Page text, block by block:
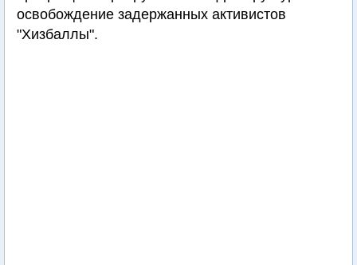
освобождение задержанных активистов
"Хизбаллы".